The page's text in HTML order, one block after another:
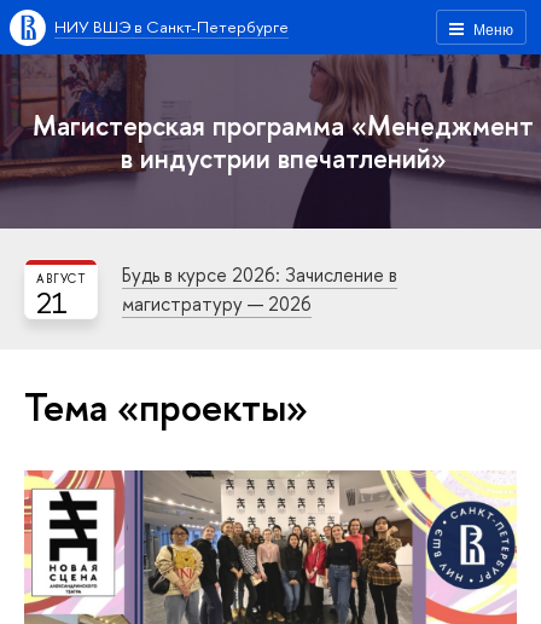
Меню
НИУ ВШЭ в Санкт-Петербурге
Магистерская программа «Менеджмент
в индустрии впечатлений»
21
АВГУСТ
Будь в курсе 2026: Зачисление в
магистратуру — 2026
Тема «проекты»